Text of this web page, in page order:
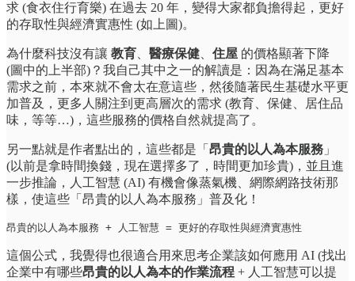
求 (食衣住行育樂) 在過去 20 年，變得大家都負擔得起，更好
的存取性與經濟實惠性 (如上圖)。
為什麼科技沒有讓 教育 醫療保健 住屋 的價格顯著下降
(圖中的上半部)？我自己其中之一的解讀是：因為在滿足基本
需求之前，本來就不會太在意這些，然後隨著民生基礎水平更
加普及，更多人關注到更高層次的需求 (教育、保健、居住品
味，等等…)，這些服務的價格自然就提高了。
另一點就是作者點出的，這些都是「 昂貴的以人為本服務 」
(以前是拿時間換錢，現在選擇多了，時間更加珍貴)，並且進
一步推論，人工智慧 (AI) 有機會像蒸氣機、網際網路技術那
樣，使這些「昂貴的以人為本服務」普及化！
昂貴的以人為本服務 + 人工智慧 = 更好的存取性與經濟實惠性
這個公式，我覺得也很適合用來思考企業該如何應用 AI (找出
企業中有哪些昂貴的以人為本的作業流程 + 人工智慧可以提